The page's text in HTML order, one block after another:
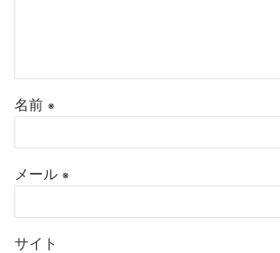
名前 ※
メール ※
サイト